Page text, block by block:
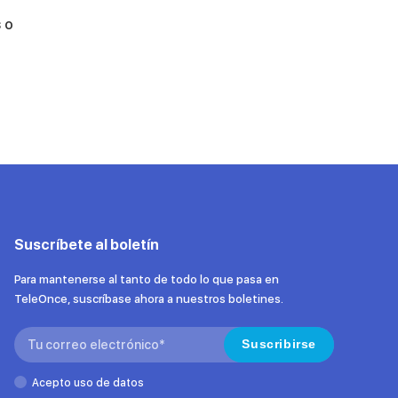
o
Suscríbete al boletín
Para mantenerse al tanto de todo lo que pasa en
TeleOnce, suscríbase ahora a nuestros boletines.
Search: Suscribirse
Acepto uso de datos